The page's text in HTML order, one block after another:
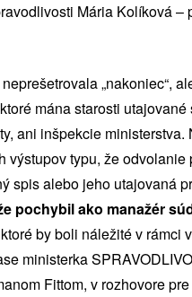
Mária Kolíková
„nakoniec“,
mána starosti
ani inšpekcie
výstupov typu, že
spis alebo jeho utajovaná
pochybil ako manažér
by boli náležité v rámci
ministerka
Fittom, v rozhovore